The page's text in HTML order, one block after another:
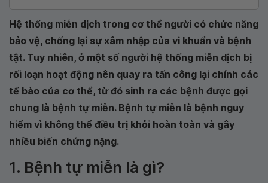
Hệ thống miễn dịch trong cơ thể người có chức năng
bảo vệ, chống lại sự xâm nhập của vi khuẩn và bệnh
tật. Tuy nhiên, ở một số người hệ thống miễn dịch bị
rối loạn hoạt động nên quay ra tấn công lại chính các
tế bào của cơ thể, từ đó sinh ra các bệnh được gọi
chung là bệnh tự miễn. Bệnh tự miễn là bệnh nguy
hiểm vì không thể điều trị khỏi hoàn toàn và gây
nhiều biến chứng nặng.
1. Bệnh tự miễn là gì?